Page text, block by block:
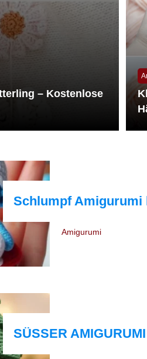
– Kostenlose
Schlumpf Amigurumi
Amigurumi
SÜSSER